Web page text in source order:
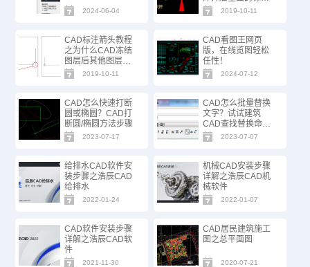
2024-06-04
箭头变得很大
2019-10-11
CAD标注箭头教程
之为什么CAD冻结
图层后其他图层标
注箭头消失了
2019-10-11
CAD看图王网页
版，在线览图轻松
任性！
2024-07-12
CAD怎么快速打断
圆或椭圆？CAD打
断圆/椭圆方法步骤
2023-07-17
CAD怎么批量替换
文字？试试建筑
CAD查找替换命
令！
2023-07-07
给排水CAD软件安
装步骤之浩辰CAD
给排水
2022-01-24
机械CAD安装步骤
详解之浩辰CAD机
械软件
2022-01-07
CAD软件安装步骤
详解之浩辰CAD软
件
2021-11-30
CAD居民建筑施工
图之总平面图
2020-07-21